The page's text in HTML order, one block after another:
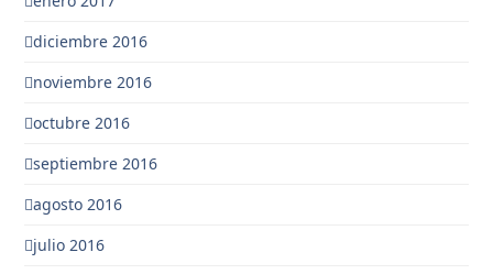
diciembre 2016
noviembre 2016
octubre 2016
septiembre 2016
agosto 2016
julio 2016